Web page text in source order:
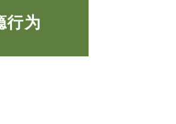
行为